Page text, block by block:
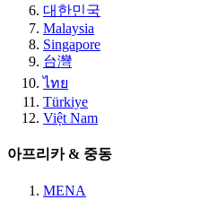
대한민국
Malaysia
Singapore
台灣
ไทย
Türkiye
Việt Nam
아프리카 & 중동
MENA